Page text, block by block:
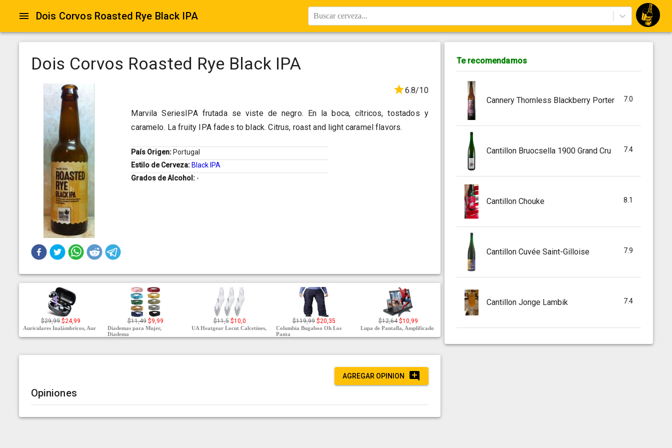
Dois Corvos Roasted Rye Black IPA Buscar cerveza...
Dois Corvos Roasted Rye Black IPA
6.8/10
Marvila SeriesIPA frutada se viste de negro. En la boca, cítricos, tostados y
caramelo. La fruity IPA fades to black. Citrus, roast and light caramel flavors.
País Origen: Portugal
Estilo de Cerveza: Black IPA
Grados de Alcohol: -
$29,99 $24,99
Auriculares Inalámbricos, Aur
$11,49 $9,99
Diademas para Mujer,
Diadema
$11,5 $10,0
UA Heatgear Locut Calcetines,
$119,99 $20,35
Columbia Bugaboo Oh Los
Panta
$12,64 $10,99
Lupa de Pantalla, Amplificado
AGREGAR OPINION
Opiniones
Te recomendamos
Cannery Thornless Blackberry Porter 7.0
Cantillon Bruocsella 1900 Grand Cru 7.4
Cantillon Chouke 8.1
Cantillon Cuvée Saint-Gilloise 7.9
Cantillon Jonge Lambik 7.4